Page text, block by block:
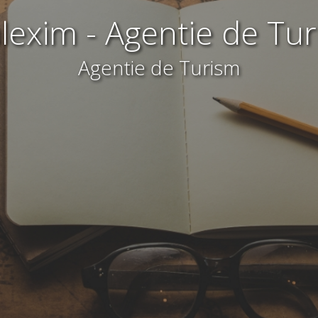
- Agentie de
Agentie de Turism